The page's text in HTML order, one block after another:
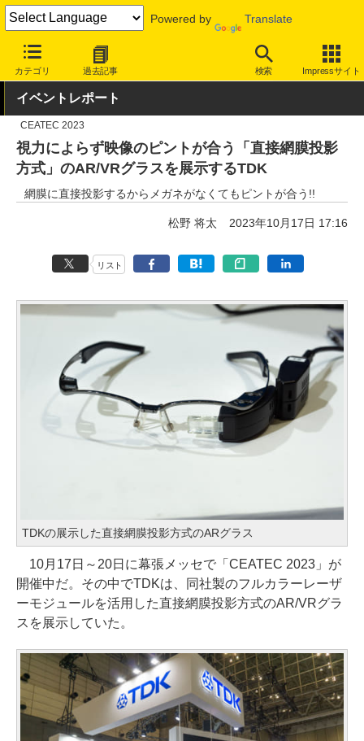
Powered by Translate
カテゴリ 過去記事 検索 Impressサイト
INTERNET Watch イベント 2023
イベントレポート
CEATEC 2023
視力によらず映像のピントが合う「直接網膜投影
方式」のAR/VRグラスを展示するTDK
網膜に直接投影するからメガネがなくてもピントが合う!!
松野 将太 2023年10月17日 17:16
リスト
TDKの展示した直接網膜投影方式のARグラス
10月17日～20日に幕張メッセで「CEATEC 2023」が
開催中だ。その中でTDKは、同社製のフルカラーレーザ
ーモジュールを活用した直接網膜投影方式のAR/VRグラ
スを展示していた。